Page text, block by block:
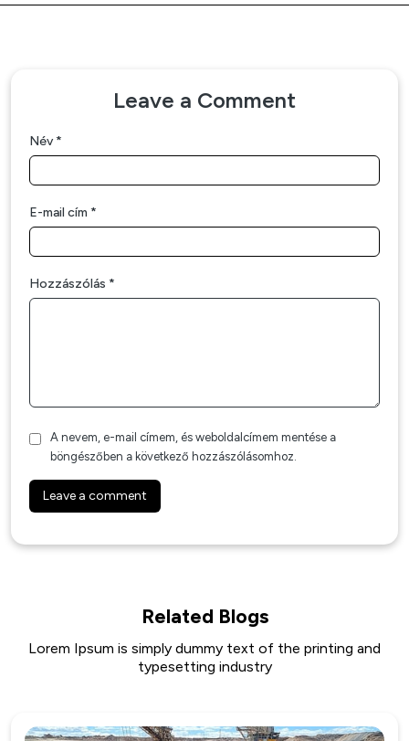
Leave a Comment
Hozzászólás *
Név*
E-mail cím *
A nevem, e-mail címem, és weboldalcímem mentése a
böngészőben a következő hozzászólásomhoz.
Related Blogs
Lorem Ipsum is simply dummy text of the printing and
typesetting industry